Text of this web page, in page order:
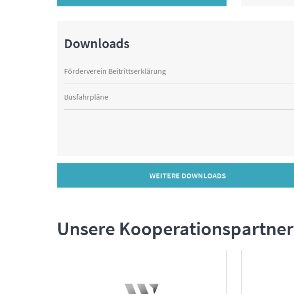
Downloads
Förderverein Beitrittserklärung
Busfahrpläne
WEITERE DOWNLOADS
Unsere Kooperationspartner